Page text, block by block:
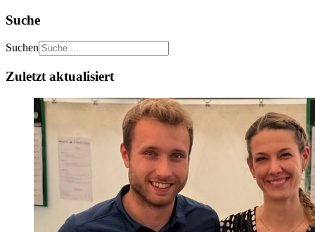
Suche
Suchen
Zuletzt aktualisiert